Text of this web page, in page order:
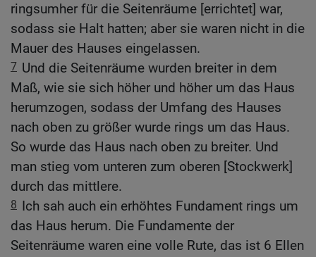
ringsumher für die Seitenräume [errichtet] war,
sodass sie Halt hatten; aber sie waren nicht in die
Mauer des Hauses eingelassen.
7 Und die Seitenräume wurden breiter in dem
Maß, wie sie sich höher und höher um das Haus
herumzogen, sodass der Umfang des Hauses
nach oben zu größer wurde rings um das Haus.
So wurde das Haus nach oben zu breiter. Und
man stieg vom unteren zum oberen [Stockwerk]
durch das mittlere.
8 Ich sah auch ein erhöhtes Fundament rings um
das Haus herum. Die Fundamente der
Seitenräume waren eine volle Rute, das ist 6 Ellen